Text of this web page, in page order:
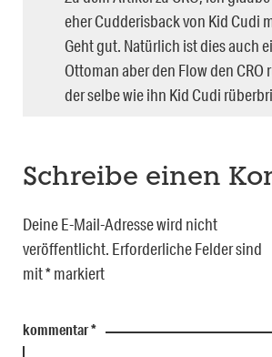
eher Cudderisback von Kid Cudi
Geht gut. Natürlich ist dies auch
Ottoman aber den Flow den
der selbe wie ihn Kid Cudi
Schreibe einen
Deine E-Mail-Adresse wird nicht
veröffentlicht. Erforderliche Felder sind
mit*markiert
kommentar*